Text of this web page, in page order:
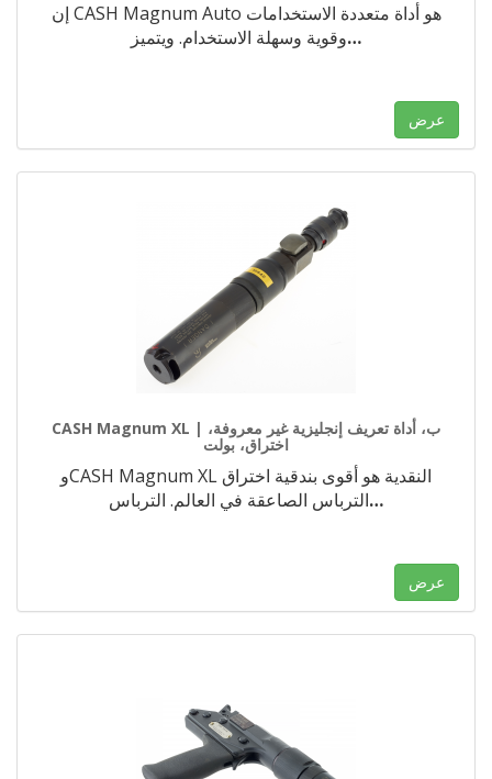
إن CASH Magnum Auto هو أداة متعددة الاستخدامات
وقوية وسهلة الاستخدام. ويتميز…
عرض
CASH Magnum XL | ب، أداة تعريف إنجليزية غير معروفة،
اختراق، بولت
وCASH Magnum XL النقدية هو أقوى بندقية اختراق
الترباس الصاعقة في العالم. الترباس…
عرض